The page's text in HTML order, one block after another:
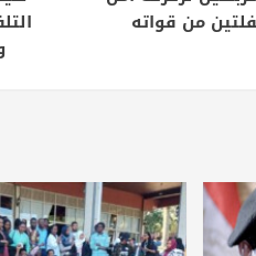
من قواته